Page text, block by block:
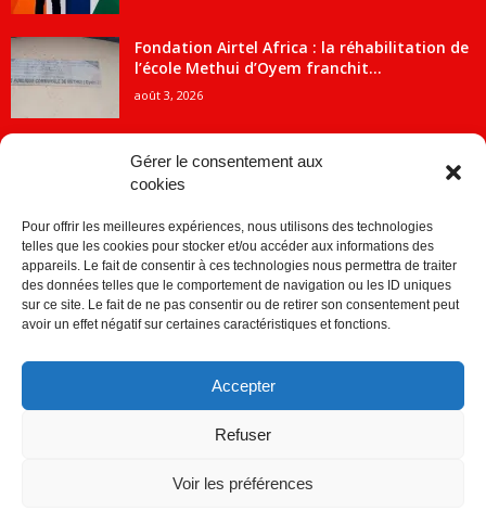
Gérer le consentement aux
cookies
Pour offrir les meilleures expériences, nous utilisons des technologies
telles que les cookies pour stocker et/ou accéder aux informations des
appareils. Le fait de consentir à ces technologies nous permettra de traiter
des données telles que le comportement de navigation ou les ID uniques
sur ce site. Le fait de ne pas consentir ou de retirer son consentement peut
avoir un effet négatif sur certaines caractéristiques et fonctions.
Accepter
Refuser
Voir les préférences
Fondation Airtel Africa : la réhabilitation de
l’école Methui d’Oyem franchit...
août 3, 2026
CATÉGORIE POPULAIRE
ACTUALITES
Economie 2091
1840
Société
Sport 859